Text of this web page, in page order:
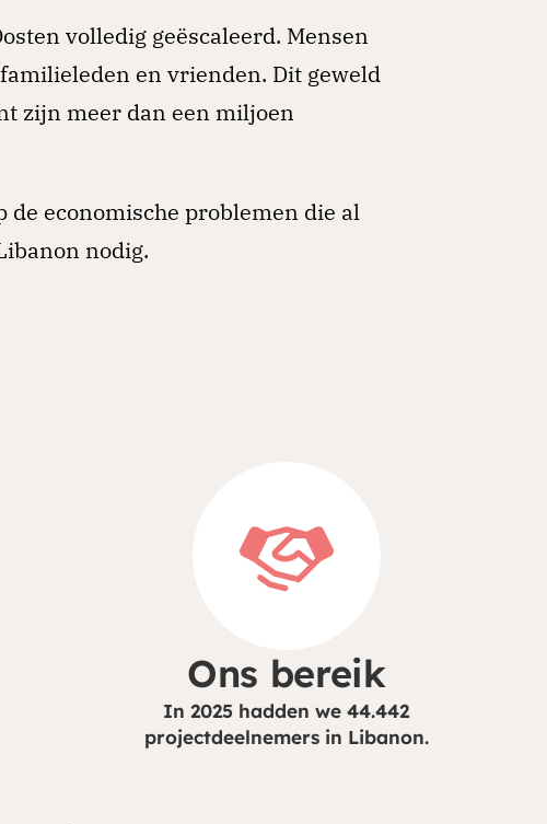
volledig geëscaleerd. Mensen
en vrienden. Dit geweld
zijn meer dan een miljoen
economische problemen die al
nodig.
Ons bereik
In 2025 hadden we 44.442
projectdeelnemers in Libanon.